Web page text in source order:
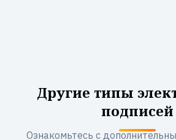
Другие типы
подписей
Ознакомьтесь с